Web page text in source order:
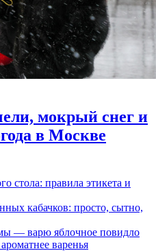
мокрый снег и
в Москве
стола: правила этикета и
кабачков: просто, сытно,
— варю яблочное повидло
варенья